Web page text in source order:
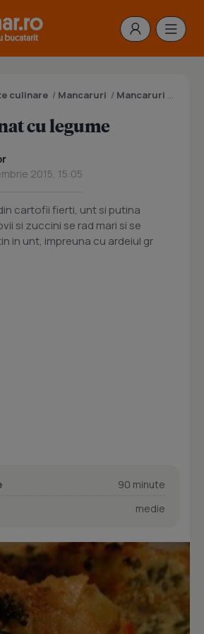
culinare / Mancaruri / Mancaruri cu legume
cu legume
2015, 15:05
cartofii fierti, unt si putina
si zuccini se rad mari si se
in unt, impreuna cu ardeiul gr
90 minute
medie